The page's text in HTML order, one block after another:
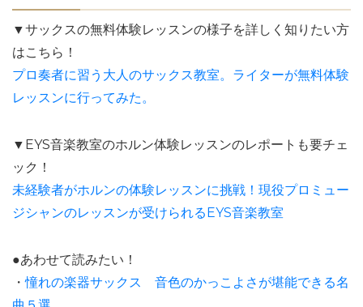
▼サックスの無料体験レッスンの様子を詳しく知りたい方
はこちら！
プロ奏者に習う大人のサックス教室。ライターが無料体験
レッスンに行ってみた。
▼EYS音楽教室のホルン体験レッスンのレポートも要チェ
ック！
未経験者がホルンの体験レッスンに挑戦！現役プロミュー
ジシャンのレッスンが受けられるEYS音楽教室
●あわせて読みたい！
・憧れの楽器サックス 音色のかっこよさが堪能できる名